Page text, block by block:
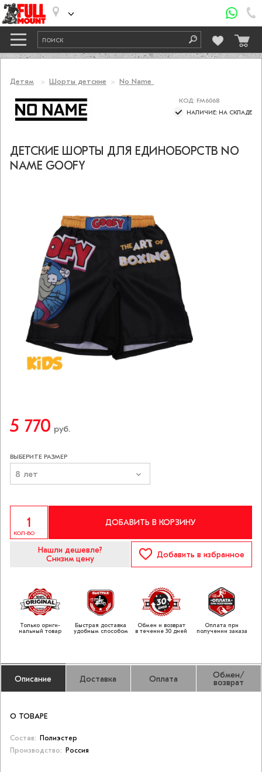
Детям Шорты детские No Name
КОД: FM6068
НАЛИЧИЕ: НА СКЛАДЕ
ДЕТСКИЕ ШОРТЫ ДЛЯ ЕДИНОБОРСТВ NO
NAME GOOFY
5 770 руб.
ВЫБЕРИТЕ РАЗМЕР
8 лет
КОЛ-ВО
ДОБАВИТЬ В КОРЗИНУ
Нашли дешевле?
Снизим цену
Добавить в избранное
Только ориги­
нальный товар
Быстрая доставка
удобным способом
Обмен и возврат
в течение 30 дней
Оплата при
получении заказа
Описание Доставка Оплата Обмен/
возврат
О ТОВАРЕ
Состав: Полиэстер
Производство: Россия